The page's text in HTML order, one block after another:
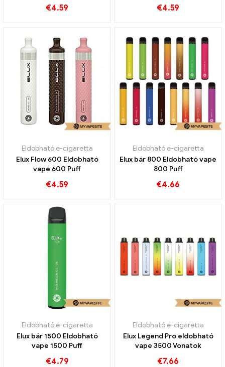
€4.59 €4.59
Eldobható e-cigaretta
Elux Flow 600 Eldobható
vape 600 Puff
€4.59
Eldobható e-cigaretta
Elux bár 800 Eldobható vape
800 Puff
€4.66
Eldobható e-cigaretta
Elux bár 1500 Eldobható
vape 1500 Puff
€4.79
Eldobható e-cigaretta
Elux Legend Pro eldobható
vape 3500 Vonatok
€7.66